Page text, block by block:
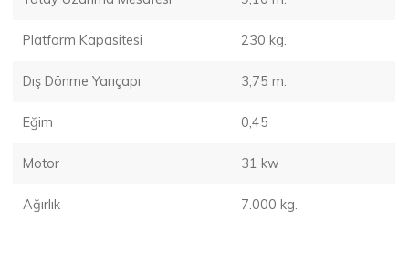
Platform Kapasitesi 230 kg.
Dış Dönme Yarıçapı 3,75 m.
Eğim 0,45
Motor 31 kw
Ağırlık 7.000 kg.